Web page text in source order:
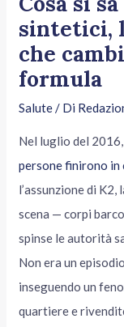
sintetici,
che
formula
Salute/ Di
Nel luglio del
persone finirono in
l’assunzione di K2,
scena — corpi
spinse le autorità
Non era un
inseguendo un
quartiere e